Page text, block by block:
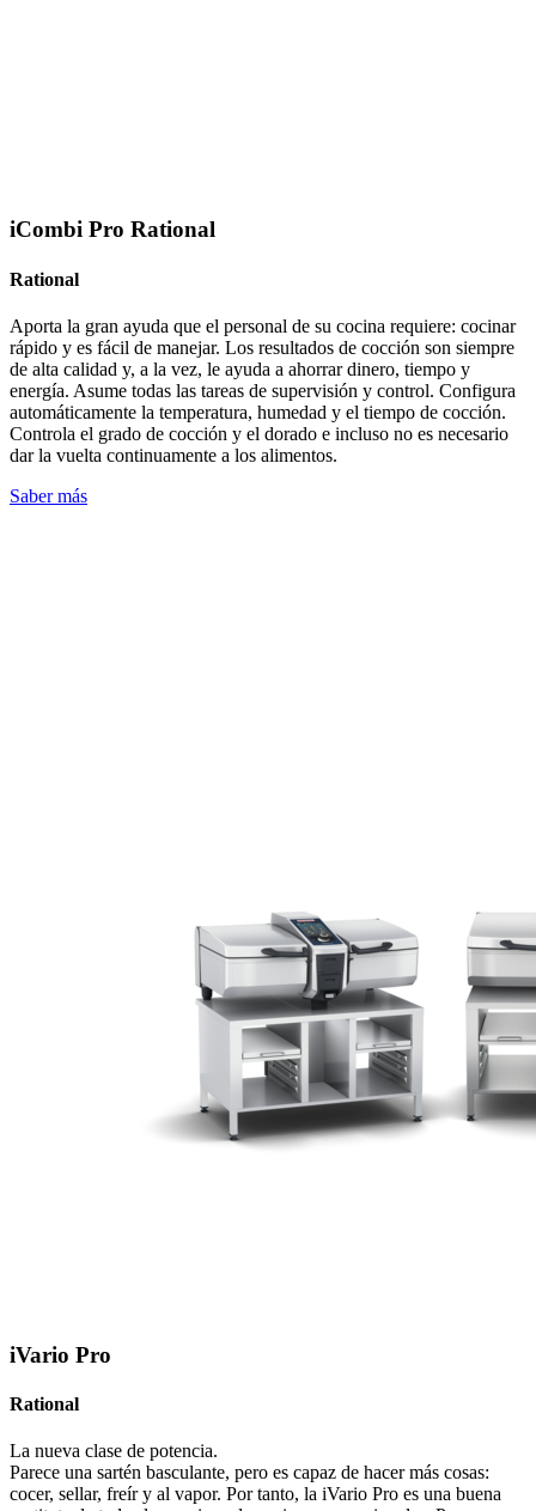
iCombi Pro Rational
Rational
Aporta la gran ayuda que el personal de su cocina requiere: cocinar
rápido y es fácil de manejar. Los resultados de cocción son siempre
de alta calidad y, a la vez, le ayuda a ahorrar dinero, tiempo y
energía. Asume todas las tareas de supervisión y control. Configura
automáticamente la temperatura, humedad y el tiempo de cocción.
Controla el grado de cocción y el dorado e incluso no es necesario
dar la vuelta continuamente a los alimentos.
Saber más
iVario Pro
Rational
La nueva clase de potencia.
Parece una sartén basculante, pero es capaz de hacer más cosas:
cocer, sellar, freír y al vapor. Por tanto, la iVario Pro es una buena